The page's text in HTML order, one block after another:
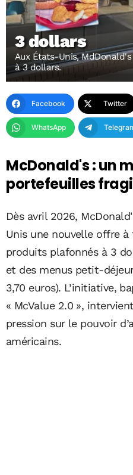
3 dollars
Aux États-Unis,
à 3 dollars.
Facebook Twitter
WhatsApp
McDonald's : un
portefeuilles
Dès avril 2026,
Unis une nouvelle offre à
produits plafonnés à 3
et des menus petit-
3,70 euros). L’initiative,
« McValue 2.0 »,
pression sur le pouvoir
américains.